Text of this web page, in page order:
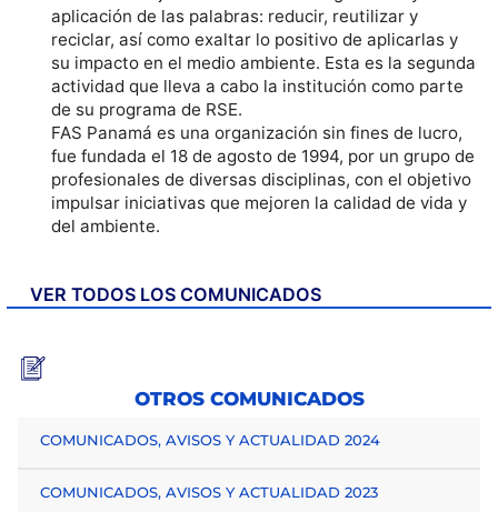
aplicación de las palabras: reducir, reutilizar y
reciclar, así como exaltar lo positivo de aplicarlas y
su impacto en el medio ambiente. Esta es la segunda
actividad que lleva a cabo la institución como parte
de su programa de RSE.
FAS Panamá es una organización sin fines de lucro,
fue fundada el 18 de agosto de 1994, por un grupo de
profesionales de diversas disciplinas, con el objetivo
impulsar iniciativas que mejoren la calidad de vida y
del ambiente.
VER TODOS LOS COMUNICADOS
OTROS COMUNICADOS
COMUNICADOS, AVISOS Y ACTUALIDAD 2024
COMUNICADOS, AVISOS Y ACTUALIDAD 2023